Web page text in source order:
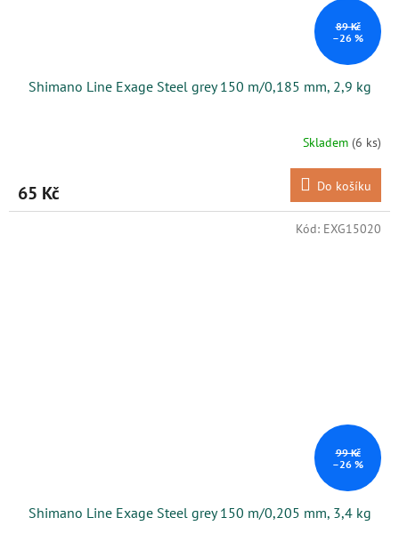
89 Kč
–26 %
Shimano Line Exage Steel grey 150 m/0,185 mm, 2,9 kg
Skladem (6 ks)
65 Kč Do košíku
99 Kč
–26 %
Shimano Line Exage Steel grey 150 m/0,205 mm, 3,4 kg
Kód: EXG15020